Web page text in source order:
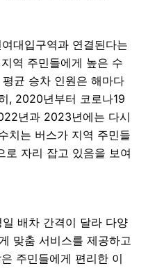
대입구역과 연결된다는
역 주민들에게 높은 수
균 승차 인원은 해마다
, 2020년부터 코로나19
년과 2023년에는 다시
치는 버스가 지역 주민들
로 자리 잡고 있음을 보여
배차 간격이 달라 다양
맞춤 서비스를 제공하고
주민들에게 편리한 이